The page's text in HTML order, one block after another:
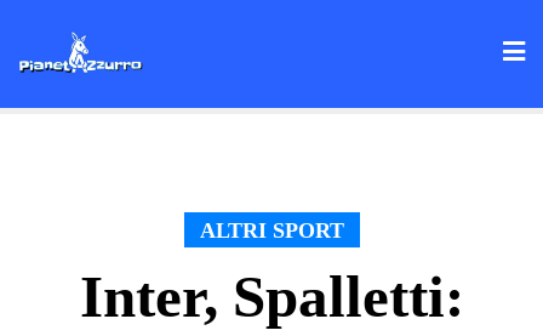
ALTRI SPORT
Inter, Spalletti: